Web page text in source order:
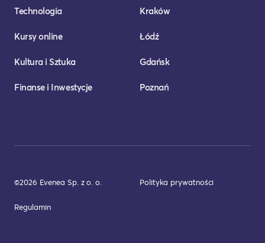
Technologia
Kursy online
Kultura i Sztuka
Finanse i Inwestycje
Kraków
Łódź
Gdańsk
Poznań
©2026 Evenea Sp. z o. o. Polityka prywatności
Regulamin